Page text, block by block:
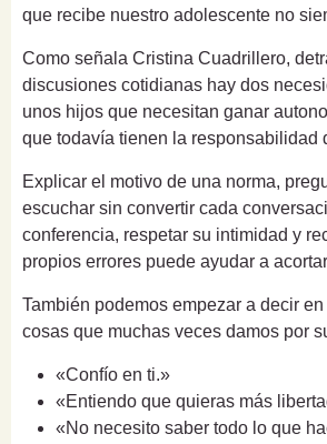
que recibe nuestro adolescente no
Como señala Cristina Cuadrillero,
discusiones cotidianas hay dos
unos hijos que necesitan ganar
que todavía tienen la responsabilidad
Explicar el motivo de una norma,
escuchar sin convertir cada
conferencia, respetar su intimidad y
propios errores puede ayudar a
También podemos empezar a decir
cosas que muchas veces damos por
«Confío en ti.»
«Entiendo que quieras más
«No necesito saber todo lo que